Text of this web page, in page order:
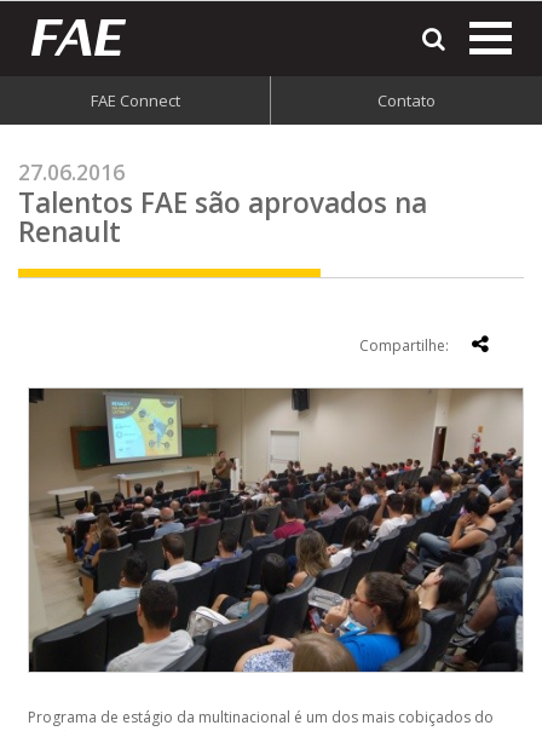
FAE Connect Contato
27.06.2016
Talentos FAE são aprovados na
Renault
Compartilhe:
Programa de estágio da multinacional é um dos mais cobiçados do